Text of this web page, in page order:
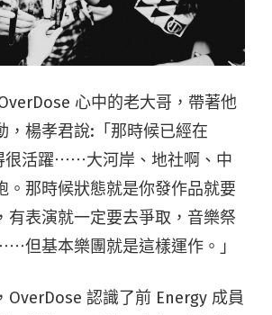
心中的老大哥，帶著他
，楊孝君說:「那時候已經在
很活躍⋯⋯大河岸、地社啊、中
。那時候狀態就是你發作品就要
有表演就一定要去爭取，音樂祭
但基本樂團就是這樣運作。」
OverDose 認識了前 Energy 成員